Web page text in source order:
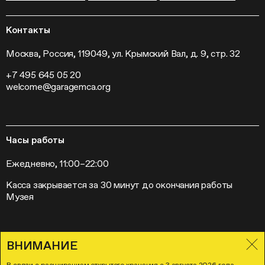
ВНИМАНИЕ
Программа «Новые медиа»
Кинопрограмма
Выставки
Слет институций современного искусства
Новости
Пресса
Контакты
Контакты
Москва, Россия, 119049, ул. Крымский Вал, д. 9, стр. 32
+7 495 645 05 20
welcome@garagemca.org
Часы работы
Ежедневно, 11:00–22:00
Касса закрывается за 30 минут до окончания работы
Музея
Правила посещения Музея «Гараж»